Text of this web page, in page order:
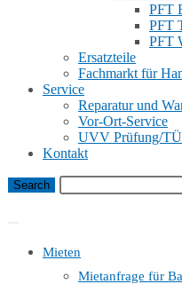
PFT
PFT
PFT
Ersatzteile
Fachmarkt für
Service
Reparatur und
Vor-Ort-Service
UVV Prüfung/
Kontakt
Mieten
Mietanfrage für